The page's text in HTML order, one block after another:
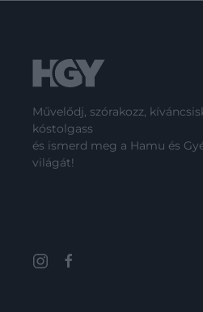
Művelődj, szórakozz,
kóstolgass
és ismerd meg a Hamu és
világát!